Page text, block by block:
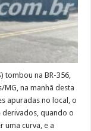
356
tombou na BR-356,
MG, na manhã desta
apuradas no local, o
derivados, quando o
curva, e a